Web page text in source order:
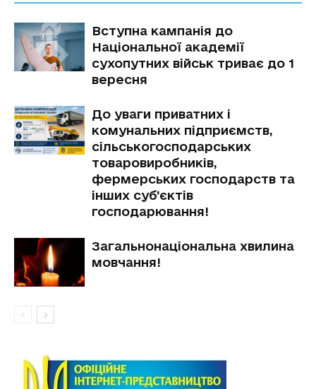
Вступна кампанія до
Національної академії
сухопутних військ триває до 1
вересня
До уваги приватних і
комунальних підприємств,
сільськогосподарських
товаровиробників,
фермерських господарств та
інших суб’єктів
господарювання!
Загальнонаціональна хвилина
мовчання!